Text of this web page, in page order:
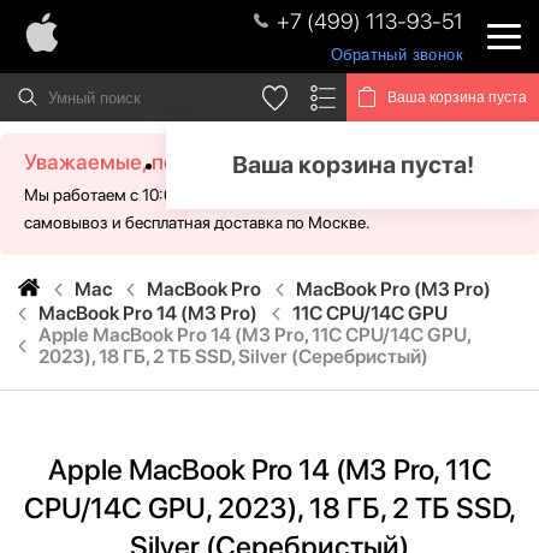
+7 (499) 113-93-51
Обратный звонок
Ваша корзина пуста
Ваша корзина пуста!
Уважаемые, посетители!
Мы работаем с 10:00 - 21:00 без выходных. Для Вас доступен
самовывоз и бесплатная доставка по Москве.
Mac MacBook Pro
MacBook Pro (M3 Pro)
MacBook Pro 14 (M3 Pro)
11C CPU/14C GPU
Apple MacBook Pro 14 (M3 Pro, 11C CPU/14C GPU,
2023), 18 ГБ, 2 ТБ SSD, Silver (Серебристый)
Apple MacBook Pro 14 (M3 Pro, 11C
CPU/14C GPU, 2023), 18 ГБ, 2 ТБ SSD,